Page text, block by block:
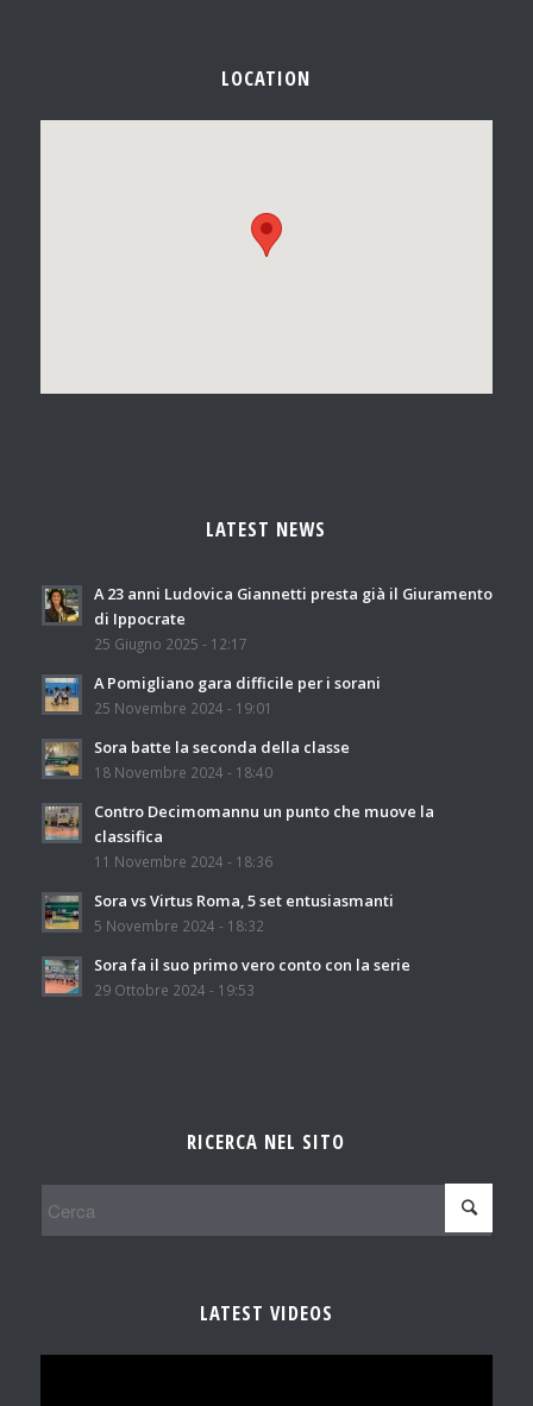
LOCATION
LATEST NEWS
A 23 anni Ludovica Giannetti presta già il Giuramento
di Ippocrate
25 Giugno 2025 - 12:17
A Pomigliano gara difficile per i sorani
25 Novembre 2024 - 19:01
Sora batte la seconda della classe
18 Novembre 2024 - 18:40
Contro Decimomannu un punto che muove la
classifica
11 Novembre 2024 - 18:36
Sora vs Virtus Roma, 5 set entusiasmanti
5 Novembre 2024 - 18:32
Sora fa il suo primo vero conto con la serie
29 Ottobre 2024 - 19:53
RICERCA NEL SITO
LATEST VIDEOS